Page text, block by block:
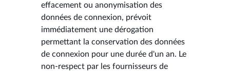
effacement ou anonymisation des
données de connexion, prévoit
immédiatement une dérogation
permettant la conservation des données
de connexion pour une durée d'un an. Le
non-respect par les fournisseurs de